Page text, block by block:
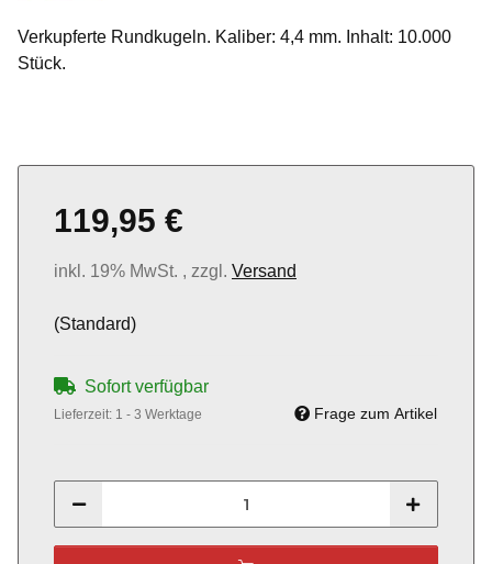
Verkupferte Rundkugeln. Kaliber: 4,4 mm. Inhalt: 10.000
Stück.
119,95 €
inkl. 19% MwSt. , zzgl. Versand
(Standard)
Sofort verfügbar
Lieferzeit: 1 - 3 Werktage Frage zum Artikel